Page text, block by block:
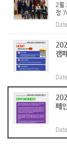
2월
정
들
Date
캠
Date
페
Date